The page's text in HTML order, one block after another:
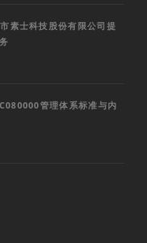
素士科技股份有限公司提
管理体系标准与内